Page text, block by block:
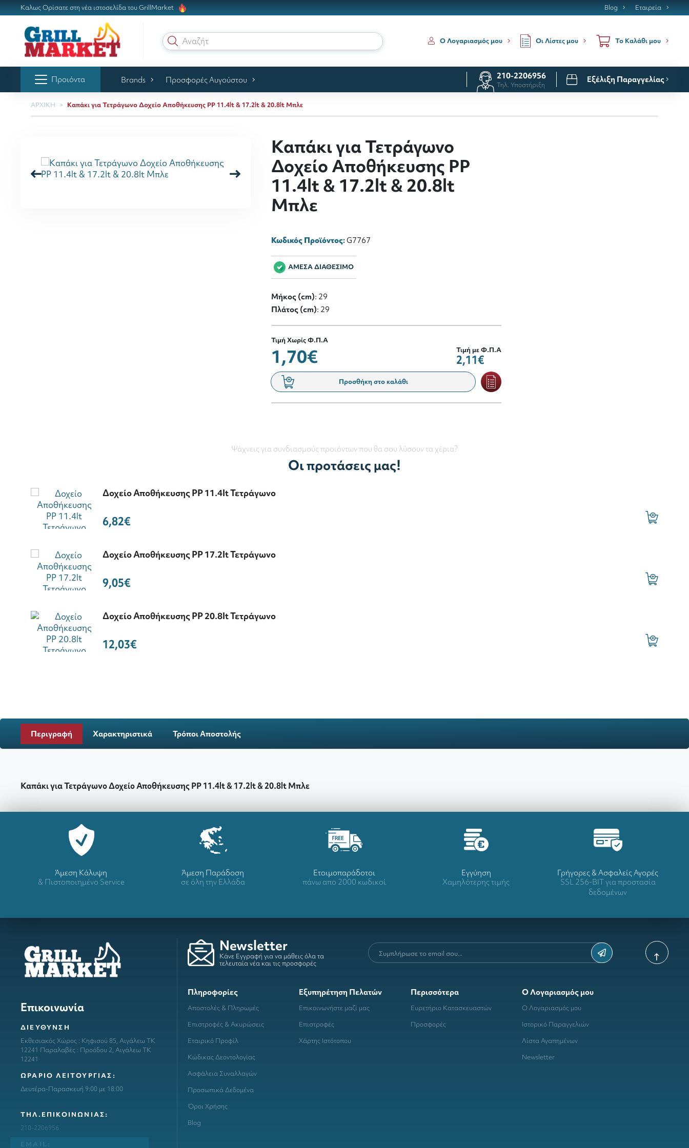
Καλως Ορίσατε στη νέα ιστοσελίδα του GrillMarket Blog Εταιρεία
Αναζήτηση γ Ο Λογαριασμός μου Οι Λίστες μου Το Καλάθι μου
Προιόντα Brands Προσφορές Αυγούστου 210-2206956
Τηλ. Υποστήριξη
Εξέλιξη Παραγγελίας
ΑΡΧΙΚΗ Καπάκι για Τετράγωνο Δοχείο Αποθήκευσης PP 11.4lt & 17.2lt & 20.8lt Μπλε
Καπάκι για Τετράγωνο
Δοχείο Αποθήκευσης PP
11.4lt & 17.2lt & 20.8lt
Μπλε
Κωδικός Προϊόντος:G7767
ΑΜΕΣΑ ΔΙΑΘΕΣΙΜΟ
Μήκος (cm): 29
Πλάτος (cm): 29
Τιμή Χωρίς Φ.Π.Α
1,70€ Τιμή με Φ.Π.Α
2,11€
Προσθήκη στο καλάθι
Ψάχνεις για συνδιασμούς προιόντων που θα σου λύσουν τα χέρια?
Οι προτάσεις μας!
Δοχείο Αποθήκευσης PP 11.4lt Τετράγωνο
6,82€
Δοχείο Αποθήκευσης PP 17.2lt Τετράγωνο
9,05€
Δοχείο Αποθήκευσης PP 20.8lt Τετράγωνο
12,03€
Περιγραφή Χαρακτηριστικά Τρόποι Αποστολής
Καπάκι για Τετράγωνο Δοχείο Αποθήκευσης PP 11.4lt & 17.2lt & 20.8lt Μπλε
Άμεση Κάλυψη
& Πιστοποιημένο Service
Άμεση Παράδοση
σε όλη την Ελλάδα
Ετοιμοπαράδοτοι
πάνω απο 2000 κωδικοί
Eγγύηση
Χαμηλότερης τιμής
Γρήγορες & Ασφαλείς Αγορές
SSL 256-BIT για προστασία
δεδομένων
Επικοινωνία
ΔΙΕΥΘΥΝΣΗ
Εκθεσιακός Χώρος : Κηφισού 85, Αιγάλεω ΤΚ
12241 Παραλαβές : Προόδου 2, Αιγάλεω ΤΚ
12241
ΩΡΑΡΙΟ ΛΕΙΤΟΥΡΓΙΑΣ:
Δευτέρα-Παρασκευή 9:00 με 18:00
ΤΗΛ.ΕΠΙΚΟΙΝΩΝΙΑΣ:
210-2206956
ΕΜΑΙL:
Newsletter
Κάνε Εγγραφή για να μάθεις όλα τα
τελευταία νέα και τις προσφορές
Πληροφορίες
Αποστολές & Πληρωμές
Επιστροφές & Ακυρώσεις
Εταιρικό Προφίλ
Κώδικας Δεοντολογίας
Ασφάλεια Συναλλαγών
Προσωπικά Δεδομένα
Όροι Χρήσης
Blog
Εξυπηρέτηση Πελατών
Επικοινωνήστε μαζί μας
Επιστροφές
Χάρτης Ιστότοπου
Περισσότερα
Ευρετήριο Κατασκευαστών
Προσφορές
Ο Λογαριασμός μου
Ο Λογαριασμός μου
Ιστορικό Παραγγελιών
Λίστα Αγαπημένων
Newsletter